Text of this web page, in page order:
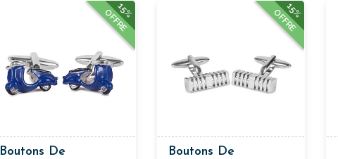
15%
OFFRE
Boutons De
15%
OFFRE
Boutons De